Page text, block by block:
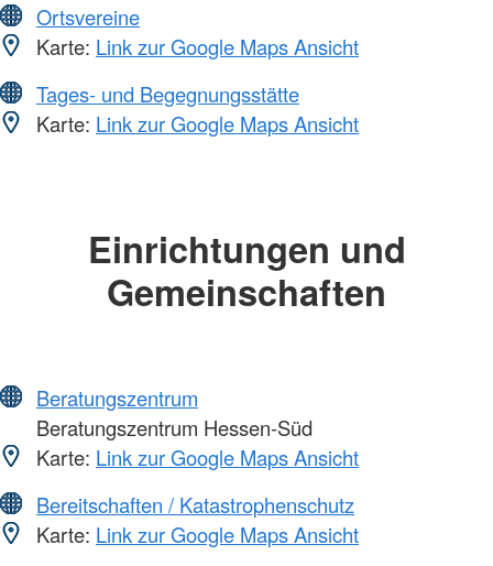
Ortsvereine
Karte: Link zur Google Maps Ansicht
Tages- und Begegnungsstätte
Karte: Link zur Google Maps Ansicht
Einrichtungen und
Gemeinschaften
Beratungszentrum
Beratungszentrum Hessen-Süd
Karte: Link zur Google Maps Ansicht
Bereitschaften / Katastrophenschutz
Karte: Link zur Google Maps Ansicht